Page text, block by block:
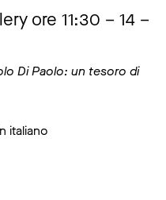
ore 11:30 – 14 –
Di Paolo: un tesoro di
italiano